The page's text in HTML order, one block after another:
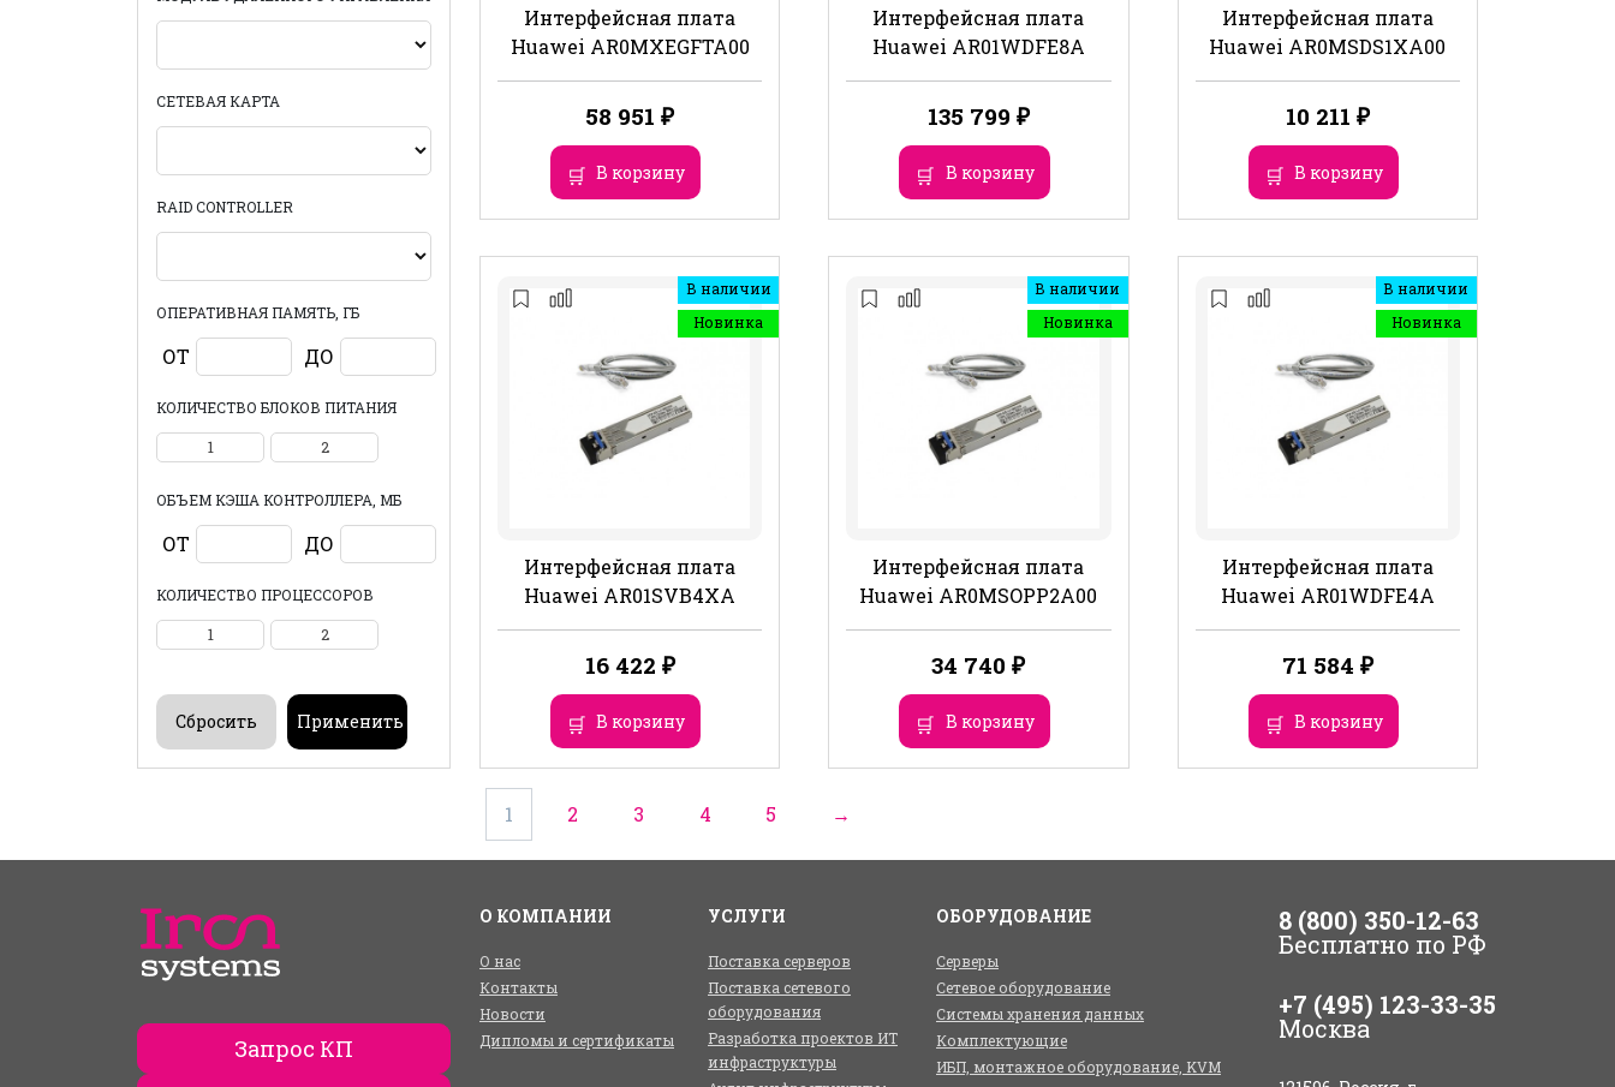
СЕТЕВАЯ КАРТА
RAID CONTROLLER
ОПЕРАТИВНАЯ ПАМЯТЬ, ГБ
ОТ ДО
КОЛИЧЕСТВО БЛОКОВ ПИТАНИЯ
1 2
ОБЪЕМ КЭША КОНТРОЛЛЕРА, МБ
ОТ ДО
КОЛИЧЕСТВО ПРОЦЕССОРОВ
1 2
Интерфейсная плата
Huawei AR0MXEGFTA00
58 951₽
В корзину
Интерфейсная плата
Huawei AR01WDFE8A
135 799 ₽
В корзину
Интерфейсная плата
Huawei AR0MSDS1XA00
10 211 ₽
В корзину
В наличии
Новинка
Интерфейсная плата
Huawei AR01SVB4XA
16 422 ₽
В корзину
В наличии
Новинка
Интерфейсная плата
Huawei AR0MSOPP2A00
34 740₽
В корзину
В наличии
Новинка
Интерфейсная плата
Huawei AR01WDFE4A
71 584 ₽
В корзину
1 2 3 4 5 →
Запрос КП
О КОМПАНИИ
О нас
Контакты
Новости
Дипломы и сертификаты
УСЛУГИ
Поставка серверов
Поставка сетевого
оборудования
Разработка проектов ИТ
инфраструктуры
ОБОРУДОВАНИЕ
Серверы
Сетевое оборудование
Системы хранения данных
Комплектующие
ИБП, монтажное оборудование, KVM
8 (800) 350-12-63
Бесплатно по РФ
+7 (495) 123-33-35
Москва